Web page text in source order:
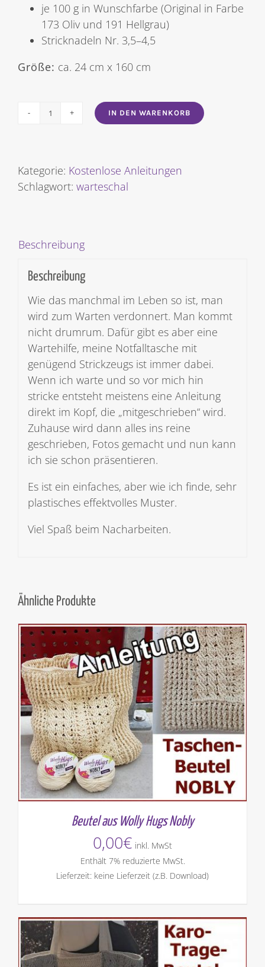
je 100 g in Wunschfarbe (Original in Farbe
173 Oliv und 191 Hellgrau)
Stricknadeln Nr. 3,5–4,5
Größe: ca. 24 cm x 160 cm
Warteschal
IN DEN WARENKORB
Kategorie: Kostenlose Anleitungen
Schlagwort: warteschal
Beschreibung
Beschreibung
Wie das manchmal im Leben so ist, man
wird zum Warten verdonnert. Man kommt
nicht drumrum. Dafür gibt es aber eine
Wartehilfe, meine Notfalltasche mit
genügend Strickzeugs ist immer dabei.
Wenn ich warte und so vor mich hin
stricke entsteht meistens eine Anleitung
direkt im Kopf, die „mitgeschrieben“ wird.
Zuhause wird dann alles ins reine
geschrieben, Fotos gemacht und nun kann
ich sie schon präsentieren.
Es ist ein einfaches, aber wie ich finde, sehr
plastisches effektvolles Muster.
Viel Spaß beim Nacharbeiten.
Ähnliche Produkte
Beutel aus Wolly Hugs Nobly
0,00€ inkl. MwSt
Enthält 7% reduzierte MwSt.
Lieferzeit: keine Lieferzeit (z.B. Download)